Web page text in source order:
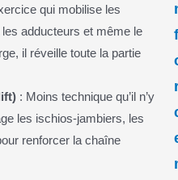
qui mobilise les
adducteurs et même le
il réveille toute la partie
: Moins technique qu’il n’y
les ischios-jambiers, les
renforcer la chaîne